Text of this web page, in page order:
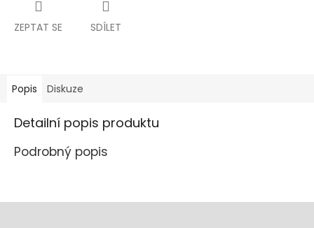
ZEPTAT SE SDÍLET
Popis Diskuze
Detailní popis produktu
Podrobný popis